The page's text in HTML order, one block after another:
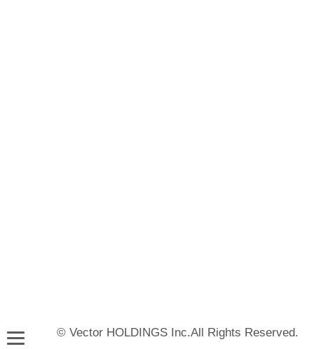
© Vector HOLDINGS Inc.All Rights Reserved.